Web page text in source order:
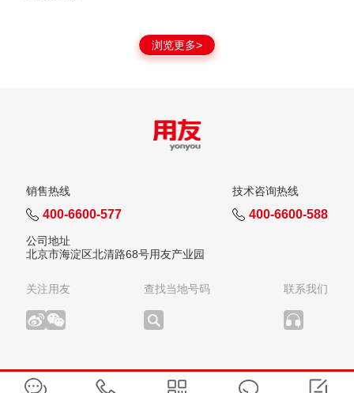
浏览更多>
销售热线
400-6600-577
技术咨询热线
400-6600-588
公司地址
北京市海淀区北清路68号用友产业园
关注用友 查找当地号码 联系我们
版权所有：用友网络科技股份有限公司